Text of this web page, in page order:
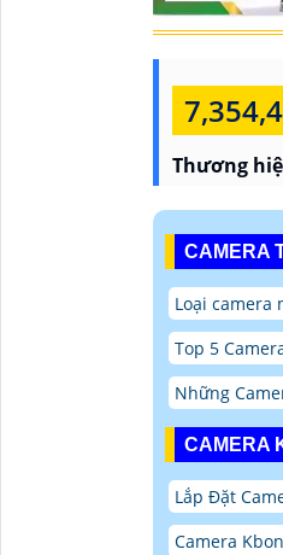
Thương
CAMERA
Loại camera
Top 5
Những
CAMERA
Lắp Đặt
Camera